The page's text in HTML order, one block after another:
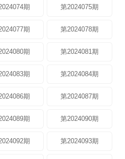
期 第2024075期
期 第2024078期
期 第2024081期
期 第2024084期
期 第2024087期
期 第2024090期
期 第2024093期